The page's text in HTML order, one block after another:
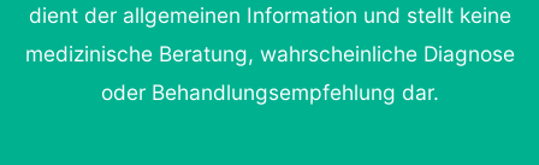
dient der allgemeinen Information und stellt keine
medizinische Beratung, wahrscheinliche Diagnose
oder Behandlungsempfehlung dar.